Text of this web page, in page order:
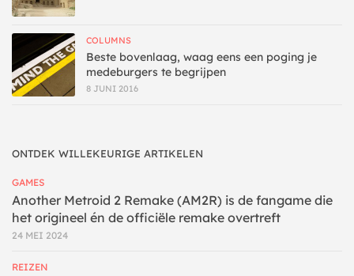
COLUMNS
Beste bovenlaag, waag eens een poging je
medeburgers te begrijpen
8 JUNI 2016
ONTDEK WILLEKEURIGE ARTIKELEN
GAMES
Another Metroid 2 Remake (AM2R) is de fangame die
het origineel én de officiële remake overtreft
24 MEI 2024
REIZEN